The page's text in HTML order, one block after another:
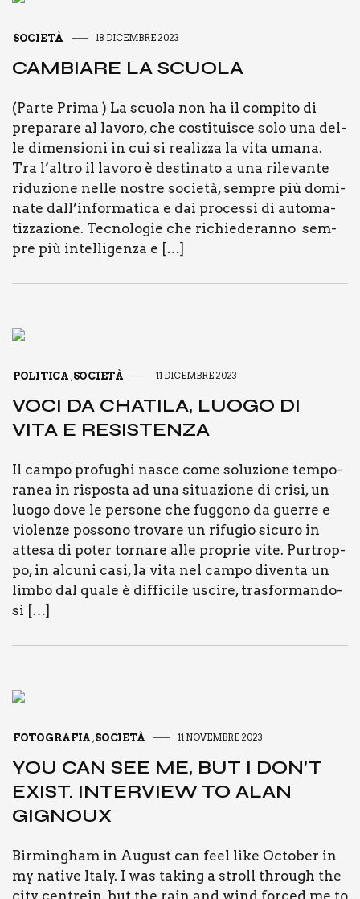
SOCIETÀ 18 DICEMBRE 2023
CAM­BIA­RE LA SCUO­LA
(Par­te Pri­ma ) La scuo­la non ha il com­pi­to di
pre­pa­ra­re al lavo­ro, che costi­tui­sce solo una del­
le dimen­sio­ni in cui si rea­liz­za la vita uma­na.
Tra l’altro il lavo­ro è desti­na­to a una rile­van­te
ridu­zio­ne nel­le nostre socie­tà, sem­pre più domi­
na­te dall’informatica e dai pro­ces­si di auto­ma­
tiz­za­zio­ne. Tec­no­lo­gie che richie­de­ran­no sem­
pre più intel­li­gen­za e […]
POLITICA ,SOCIETÀ 11 DICEMBRE 2023
VOCI DA CHA­TI­LA, LUO­GO DI
VITA E RESI­STEN­ZA
Il cam­po pro­fu­ghi nasce come solu­zio­ne tem­po­
ra­nea in rispo­sta ad una situa­zio­ne di cri­si, un
luo­go dove le per­so­ne che fug­go­no da guer­re e
vio­len­ze pos­so­no tro­va­re un rifu­gio sicu­ro in
atte­sa di poter tor­na­re alle pro­prie vite. Pur­trop­
po, in alcu­ni casi, la vita nel cam­po diven­ta un
lim­bo dal qua­le è dif­fi­ci­le usci­re, tra­sfor­man­do­
si […]
FOTOGRAFIA ,SOCIETÀ 11 NOVEMBRE 2023
YOU CAN SEE ME, BUT I DON’T
EXI­ST. INTER­VIEW TO ALAN
GIGNOUX
Bir­min­gham in Augu­st can feel like Octo­ber in
my nati­ve Ita­ly. I was taking a stroll throu­gh the
city cen­trein, but the rain and wind for­ced me to